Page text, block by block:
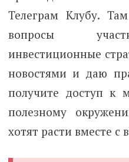
Телеграм Клубу.
вопросы
инвестиционные
новостями и даю
получите доступ к
полезному
хотят расти вместе с